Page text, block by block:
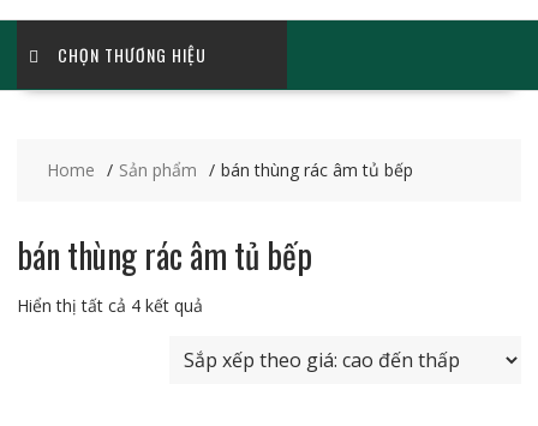
CHỌN THƯƠNG HIỆU
Home Sản phẩm bán thùng rác âm tủ bếp
bán thùng rác âm tủ bếp
Hiển thị tất cả 4 kết quảĐã
xếp